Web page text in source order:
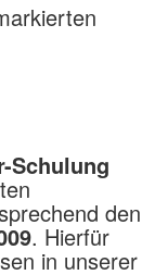
Schulung
den
. Hierfür
in unserer